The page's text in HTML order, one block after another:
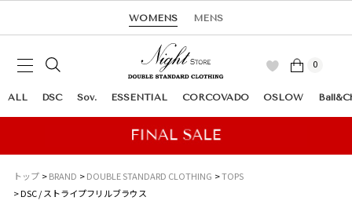
WOMENS MENS
0
ALL DSC Sov. ESSENTIAL CORCOVADO OSLOW
トップ BRAND DOUBLE STANDARD CLOTHING
TOPS
DSC / ストライプフリルブラウス